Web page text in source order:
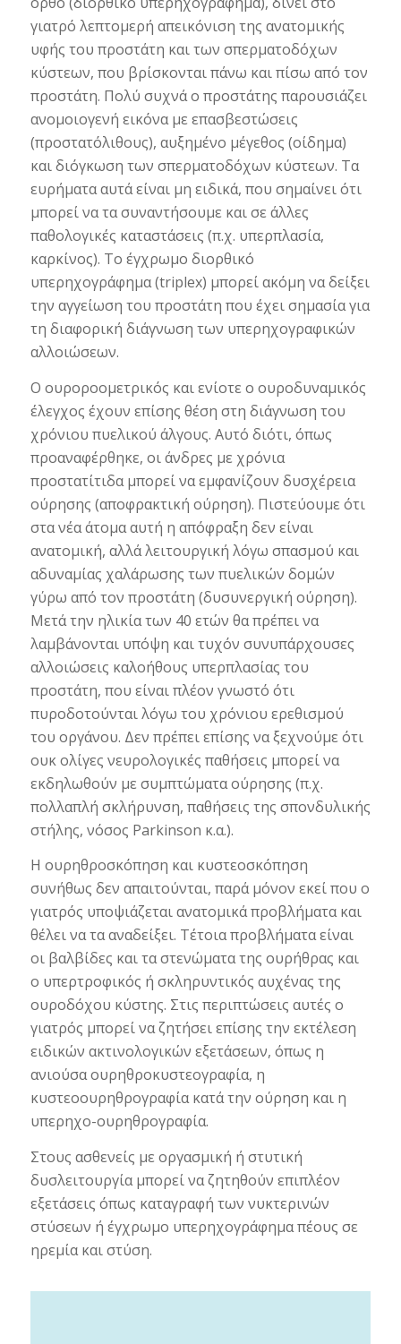
γιατρό λεπτομερή απεικόνιση της ανατομικής
υφής του προστάτη και των σπερματοδόχων
κύστεων, που βρίσκονται πάνω και πίσω από τον
προστάτη. Πολύ συχνά ο προστάτης παρουσιάζει
ανομοιογενή εικόνα με επασβεστώσεις
(προστατόλιθους), αυξημένο μέγεθος (οίδημα)
και διόγκωση των σπερματοδόχων κύστεων. Τα
ευρήματα αυτά είναι μη ειδικά, που σημαίνει ότι
μπορεί να τα συναντήσουμε και σε άλλες
παθολογικές καταστάσεις (π.χ. υπερπλασία,
καρκίνος). Το έγχρωμο διορθικό
υπερηχογράφημα (triplex) μπορεί ακόμη να δείξει
την αγγείωση του προστάτη που έχει σημασία για
τη διαφορική διάγνωση των υπερηχογραφικών
αλλοιώσεων.
Ο ουροροομετρικός και ενίοτε ο ουροδυναμικός
έλεγχος έχουν επίσης θέση στη διάγνωση του
χρόνιου πυελικού άλγους. Αυτό διότι, όπως
προαναφέρθηκε, οι άνδρες με χρόνια
προστατίτιδα μπορεί να εμφανίζουν δυσχέρεια
ούρησης (αποφρακτική ούρηση). Πιστεύουμε ότι
στα νέα άτομα αυτή η απόφραξη δεν είναι
ανατομική, αλλά λειτουργική λόγω σπασμού και
αδυναμίας χαλάρωσης των πυελικών δομών
γύρω από τον προστάτη (δυσυνεργική ούρηση).
Μετά την ηλικία των 40 ετών θα πρέπει να
λαμβάνονται υπόψη και τυχόν συνυπάρχουσες
αλλοιώσεις καλοήθους υπερπλασίας του
προστάτη, που είναι πλέον γνωστό ότι
πυροδοτούνται λόγω του χρόνιου ερεθισμού
του οργάνου. Δεν πρέπει επίσης να ξεχνούμε ότι
ουκ ολίγες νευρολογικές παθήσεις μπορεί να
εκδηλωθούν με συμπτώματα ούρησης (π.χ.
πολλαπλή σκλήρυνση, παθήσεις της σπονδυλικής
στήλης, νόσος Parkinson κ.α.).
Η ουρηθροσκόπηση και κυστεοσκόπηση
συνήθως δεν απαιτούνται, παρά μόνον εκεί που ο
γιατρός υποψιάζεται ανατομικά προβλήματα και
θέλει να τα αναδείξει. Τέτοια προβλήματα είναι
οι βαλβίδες και τα στενώματα της ουρήθρας και
ο υπερτροφικός ή σκληρυντικός αυχένας της
ουροδόχου κύστης. Στις περιπτώσεις αυτές ο
γιατρός μπορεί να ζητήσει επίσης την εκτέλεση
ειδικών ακτινολογικών εξετάσεων, όπως η
ανιούσα ουρηθροκυστεογραφία, η
κυστεοουρηθρογραφία κατά την ούρηση και η
υπερηχο-ουρηθρογραφία.
Στους ασθενείς με οργασμική ή στυτική
δυσλειτουργία μπορεί να ζητηθούν επιπλέον
εξετάσεις όπως καταγραφή των νυκτερινών
στύσεων ή έγχρωμο υπερηχογράφημα πέους σε
ηρεμία και στύση.